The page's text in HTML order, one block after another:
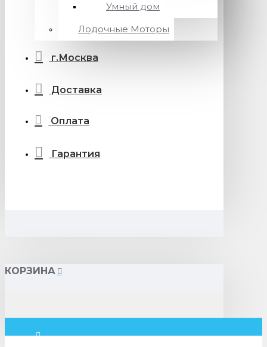
Умный дом
Лодочные Моторы
г.Москва
Доставка
Оплата
Гарантия
КОРЗИНА